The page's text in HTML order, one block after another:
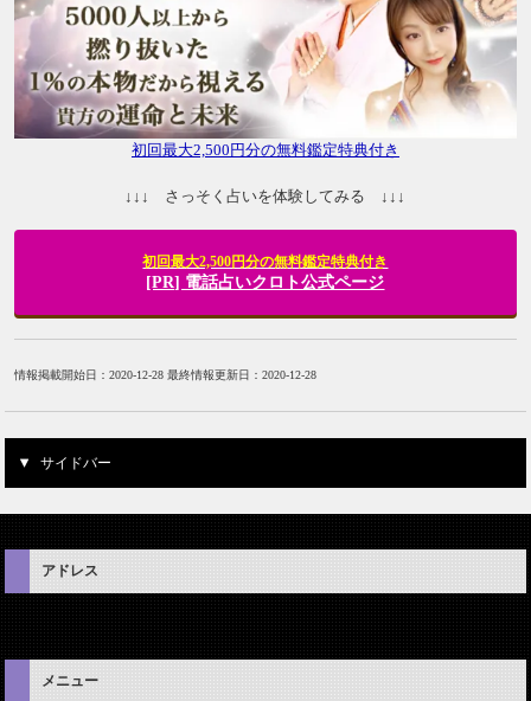
初回最大2,500円分の無料鑑定特典付き
↓↓↓ さっそく占いを体験してみる ↓↓↓
初回最大2,500円分の無料鑑定特典付き
[PR] 電話占いクロト公式ページ
情報掲載開始日：2020-12-28 最終情報更新日：2020-12-28
サイドバー
アドレス
メニュー